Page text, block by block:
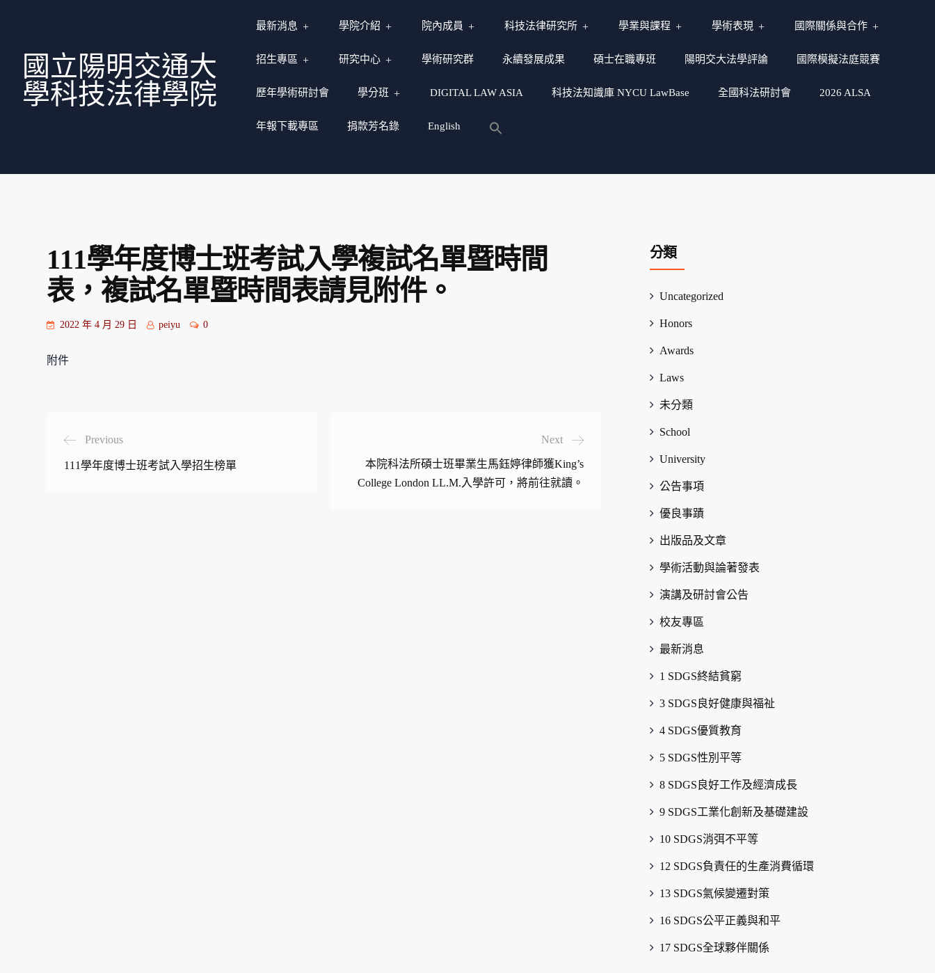
國立陽明交通大
學科技法律學院
最新消息 學院介紹 院內成員 科技法律研究所 學業與課程 學術表現 國際關係與合作
招生專區 研究中心 學術研究群 永續發展成果 碩士在職專班 陽明交大法學評論 國際模擬法庭競賽
歷年學術研討會 學分班 DIGITAL LAW ASIA 科技法知識庫 NYCU LawBase 全國科法研討會 2026 ALSA
年報下載專區 捐款芳名錄 English
111學年度博士班考試入學複試名單暨時間
表，複試名單暨時間表請見附件。
2022 年 4 月 29 日 peiyu 0
附件
Previous
111學年度博士班考試入學招生榜單
Next
本院科法所碩士班畢業生馬鈺婷律師獲King’s
College London LL.M.入學許可，將前往就讀。
分類
Uncategorized
Honors
Awards
Laws
未分類
School
University
公告事項
優良事蹟
出版品及文章
學術活動與論著發表
演講及研討會公告
校友專區
最新消息
1 SDGS終結貧窮
3 SDGS良好健康與福祉
4 SDGS優質教育
5 SDGS性別平等
8 SDGS良好工作及經濟成長
9 SDGS工業化創新及基礎建設
10 SDGS消弭不平等
12 SDGS負責任的生產消費循環
13 SDGS氣候變遷對策
16 SDGS公平正義與和平
17 SDGS全球夥伴關係